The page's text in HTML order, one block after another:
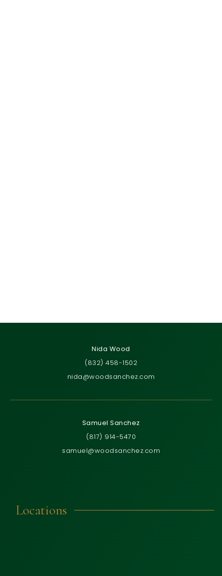
Nida Wood
(832) 458-1502
nida@woodsanchez.com
Samuel Sanchez
(817) 914-5470
samuel@woodsanchez.com
Locations